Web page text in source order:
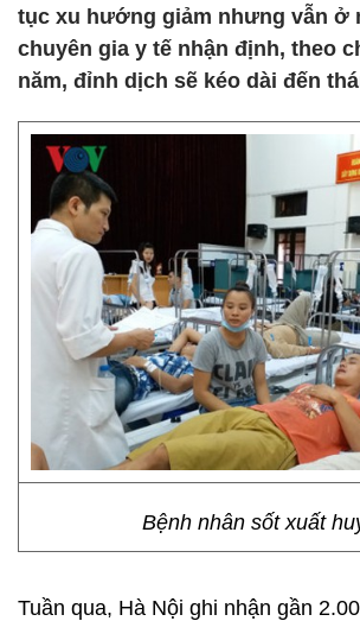
tục xu hướng giảm nhưng vẫn ở
chuyên gia y tế nhận định, theo
năm, đỉnh dịch sẽ kéo dài đến
Bệnh nhân sốt xuất
Tuần qua, Hà Nội ghi nhận gần